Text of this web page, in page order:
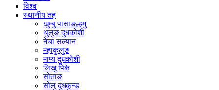
विश्व
स्थानीय तह
खुम्बु पासाङल्हमु
थुलुङ दुधकोशी
नेचा सल्यान
महाकुलुङ
माप्य दुधकोशी
लिखु पिके
सोताङ
सोलु दुधकुन्ड